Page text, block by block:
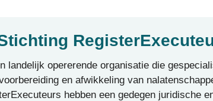
landelijk opererende organisatie die
en afwikkeling van
hebben een gedegen juridische